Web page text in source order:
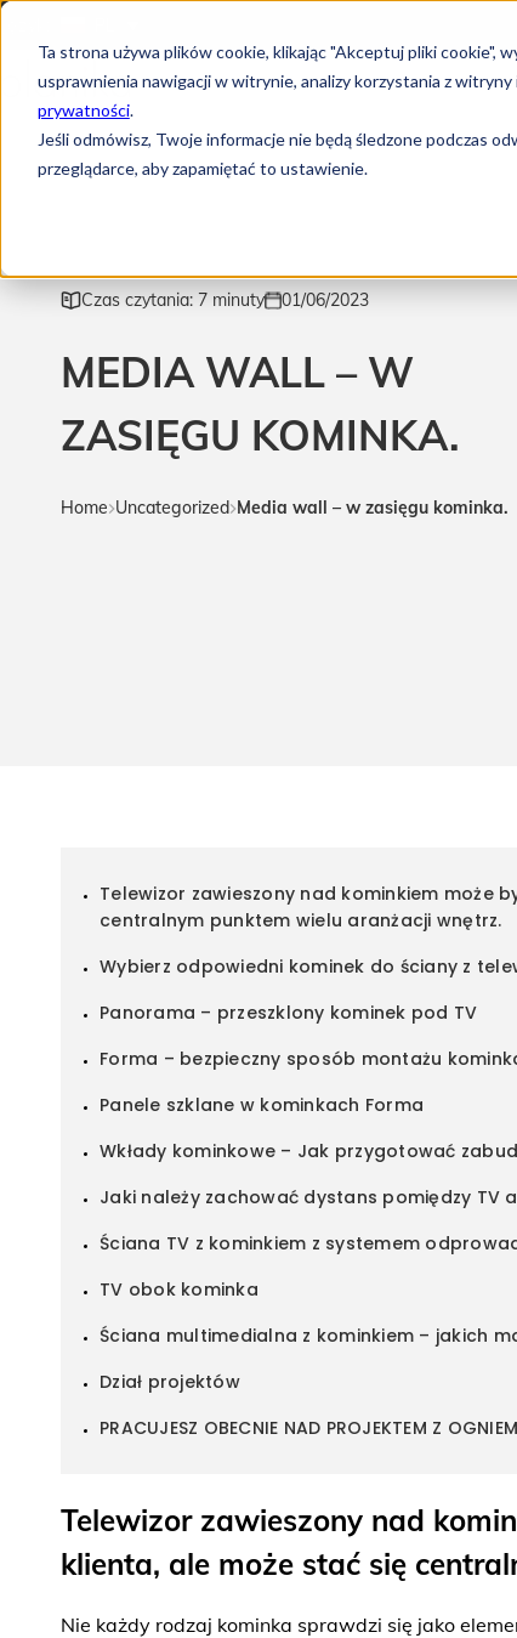
Ta strona używa plików cookie, klikając "Akceptuj pliki cookie",
usprawnienia nawigacji w witrynie, analizy korzystania z
prywatności.
Jeśli odmówisz, Twoje informacje nie będą śledzone podczas
przeglądarce, aby zapamiętać to ustawienie.
Czas czytania: 7 minuty 01/06/2023
MEDIA WALL – W
ZASIĘGU KOMINKA.
Home Uncategorized Media wall – w zasięgu kominka.
Telewizor zawieszony nad kominkiem może
centralnym punktem wielu aranżacji wnętrz.
Wybierz odpowiedni kominek do ściany z
Panorama – przeszklony kominek pod TV
Forma – bezpieczny sposób montażu
Panele szklane w kominkach Forma
Wkłady kominkowe – Jak przygotować
Jaki należy zachować dystans pomiędzy TV
Ściana TV z kominkiem z systemem
TV obok kominka
Ściana multimedialna z kominkiem – jakich
Dział projektów
PRACUJESZ OBECNIE NAD PROJEKTEM Z
Telewizor zawieszony nad
klienta, ale może stać się
Nie każdy rodzaj kominka sprawdzi się jako